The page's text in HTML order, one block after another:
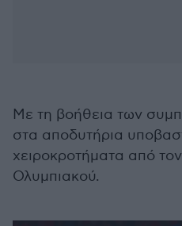
Με τη βοήθεια των
στα αποδυτήρια
χειροκροτήματα από
Ολυμπιακού.